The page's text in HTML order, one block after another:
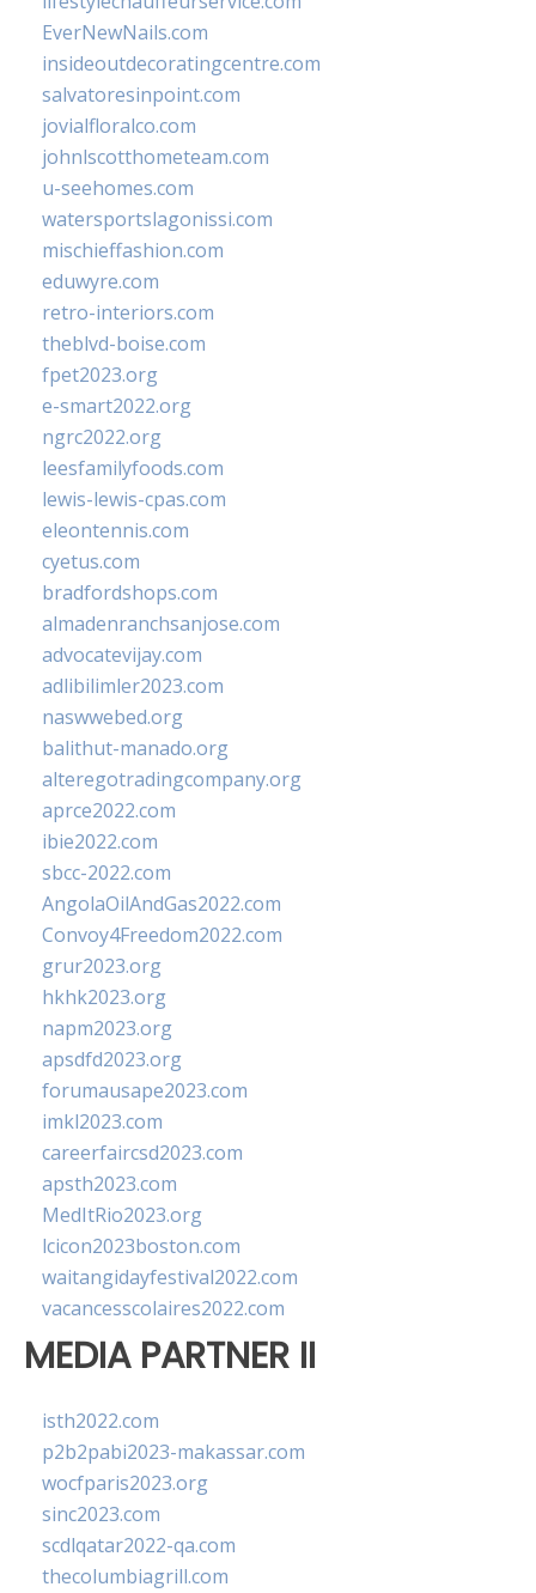
EverNewNails.com
insideoutdecoratingcentre.com
salvatoresinpoint.com
jovialfloralco.com
johnlscotthometeam.com
u-seehomes.com
watersportslagonissi.com
mischieffashion.com
eduwyre.com
retro-interiors.com
theblvd-boise.com
fpet2023.org
e-smart2022.org
ngrc2022.org
leesfamilyfoods.com
lewis-lewis-cpas.com
eleontennis.com
cyetus.com
bradfordshops.com
almadenranchsanjose.com
advocatevijay.com
adlibilimler2023.com
naswwebed.org
balithut-manado.org
alteregotradingcompany.org
aprce2022.com
ibie2022.com
sbcc-2022.com
AngolaOilAndGas2022.com
Convoy4Freedom2022.com
grur2023.org
hkhk2023.org
napm2023.org
apsdfd2023.org
forumausape2023.com
imkl2023.com
careerfaircsd2023.com
apsth2023.com
MedItRio2023.org
lcicon2023boston.com
waitangidayfestival2022.com
vacancesscolaires2022.com
MEDIA PARTNER II
isth2022.com
p2b2pabi2023-makassar.com
wocfparis2023.org
sinc2023.com
scdlqatar2022-qa.com
thecolumbiagrill.com